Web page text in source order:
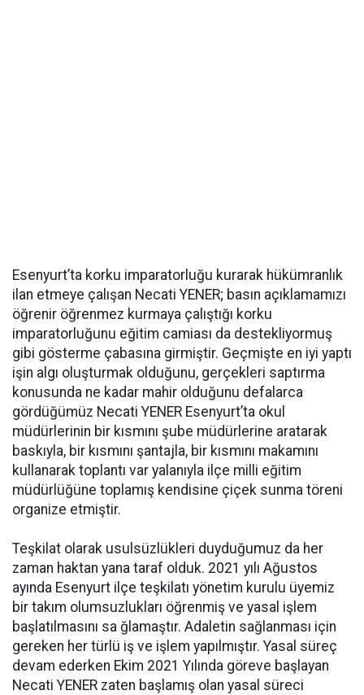
Esenyurt’ta korku imparatorluğu kurarak hükümranlık
ilan etmeye çalışan Necati YENER; basın açıklamamızı
öğrenir öğrenmez kurmaya çalıştığı korku
imparatorluğunu eğitim camiası da destekliyormuş
gibi gösterme çabasına girmiştir. Geçmişte en iyi yaptı
işin algı oluşturmak olduğunu, gerçekleri saptırma
konusunda ne kadar mahir olduğunu defalarca
gördüğümüz Necati YENER Esenyurt’ta okul
müdürlerinin bir kısmını şube müdürlerine aratarak
baskıyla, bir kısmını şantajla, bir kısmını makamını
kullanarak toplantı var yalanıyla ilçe milli eğitim
müdürlüğüne toplamış kendisine çiçek sunma töreni
organize etmiştir.
Teşkilat olarak usulsüzlükleri duyduğumuz da her
zaman haktan yana taraf olduk. 2021 yılı Ağustos
ayında Esenyurt ilçe teşkilatı yönetim kurulu üyemiz
bir takım olumsuzlukları öğrenmiş ve yasal işlem
başlatılmasını sa ğlamaştır. Adaletin sağlanması için
gereken her türlü iş ve işlem yapılmıştır. Yasal süreç
devam ederken Ekim 2021 Yılında göreve başlayan
Necati YENER zaten başlamış olan yasal süreci